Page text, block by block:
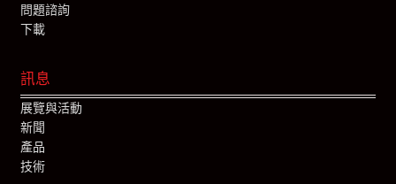
問題諮詢
下載
訊息
展覽與活動
新聞
產品
技術